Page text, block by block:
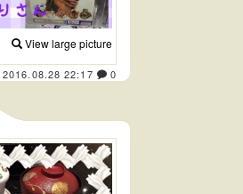
View large picture
2016.08.28 22:17 0